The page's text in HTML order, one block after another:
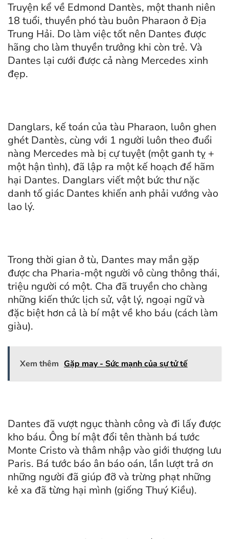
Truyện kể về Edmond Dantès, một thanh niên
18 tuổi, thuyền phó tàu buôn Pharaon ở Địa
Trung Hải. Do làm việc tốt nên Dantes được
hãng cho làm thuyền trưởng khi còn trẻ. Và
Dantes lại cưới được cả nàng Mercedes xinh
đẹp.
Danglars, kế toán của tàu Pharaon, luôn ghen
ghét Dantès, cùng với 1 người luôn theo đuổi
nàng Mercedes mà bị cự tuyệt (một ganh tỵ +
một hận tình), đã lập ra một kế hoạch để hãm
hại Dantes. Danglars viết một bức thư nặc
danh tố giác Dantes khiến anh phải vướng vào
lao lý.
Trong thời gian ở tù, Dantes may mắn gặp
được cha Pharia-một người vô cùng thông thái,
triệu người có một. Cha đã truyền cho chàng
những kiến thức lịch sử, vật lý, ngoại ngữ và
đặc biệt hơn cả là bí mật về kho báu (cách làm
giàu).
Xem thêm Gặp may - Sức mạnh của sự tử tế
Dantes đã vượt ngục thành công và đi lấy được
kho báu. Ông bí mật đổi tên thành bá tước
Monte Cristo và thâm nhập vào giới thượng lưu
Paris. Bá tước báo ân báo oán, lần lượt trả ơn
những người đã giúp đỡ và trừng phạt những
kẻ xa đã từng hại mình (giống Thuý Kiều).